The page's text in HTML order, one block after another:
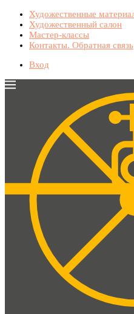
Художественные
Художественный салон
Мастер-классы
Контакты. Обратная связь
Вход